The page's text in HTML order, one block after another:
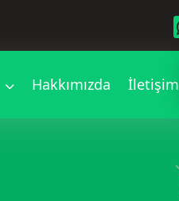
Hakkımızda İletişim